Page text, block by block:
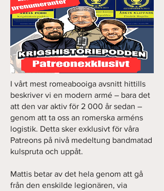
I vårt mest romeabooiga avsnitt hittills
beskriver vi en modern armé – bara det
att den var aktiv för 2 000 år sedan –
genom att ta oss an romerska arméns
logistik. Detta sker exklusivt för våra
Patreons på nivå medeltung bandmatad
kulspruta och uppåt.
Mattis betar av det hela genom att gå
från den enskilde legionären, via